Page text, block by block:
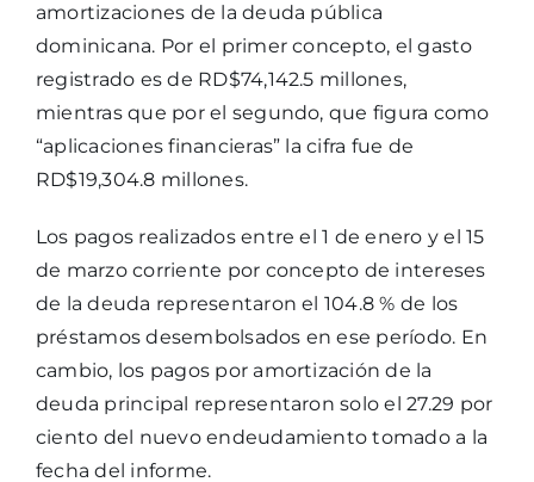
amortizaciones de la deuda pública
dominicana. Por el primer concepto, el gasto
registrado es de RD$74,142.5 millones,
mientras que por el segundo, que figura como
“aplicaciones financieras” la cifra fue de
RD$19,304.8 millones.
Los pagos realizados entre el 1 de enero y el 15
de marzo corriente por concepto de intereses
de la deuda representaron el 104.8 % de los
préstamos desembolsados en ese período. En
cambio, los pagos por amortización de la
deuda principal representaron solo el 27.29 por
ciento del nuevo endeudamiento tomado a la
fecha del informe.